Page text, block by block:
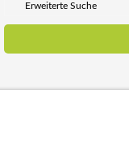
Erweiterte Suche